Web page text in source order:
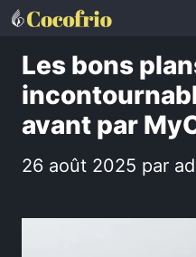
Aller
contenu
Les bons
avant par
26 août 2025 par